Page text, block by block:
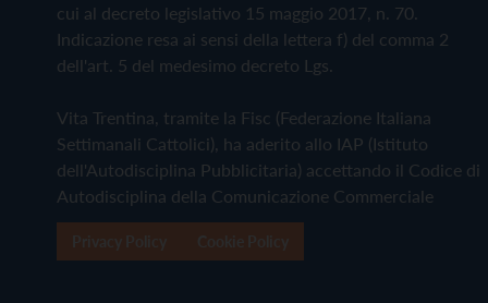
cui al decreto legislativo 15 maggio 2017, n. 70.
Indicazione resa ai sensi della lettera f) del comma 2
dell'art. 5 del medesimo decreto Lgs.
Vita Trentina, tramite la Fisc (Federazione Italiana
Settimanali Cattolici), ha aderito allo IAP (Istituto
dell'Autodisciplina Pubblicitaria) accettando il Codice di
Autodisciplina della Comunicazione Commerciale